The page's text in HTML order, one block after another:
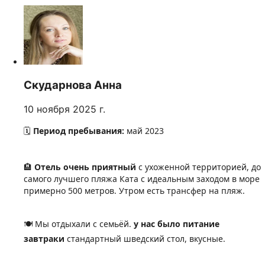
Скударнова Анна
10 ноября 2025 г.
🗓 Период пребывания: май 2023
🏨 Отель очень приятный с ухоженной территорией, до
самого лучшего пляжа Ката с идеальным заходом в море
примерно 500 метров. Утром есть трансфер на пляж.
🍽 ️ Мы отдыхали с семьёй. у нас было питание
завтраки стандартный шведский стол, вкусные.